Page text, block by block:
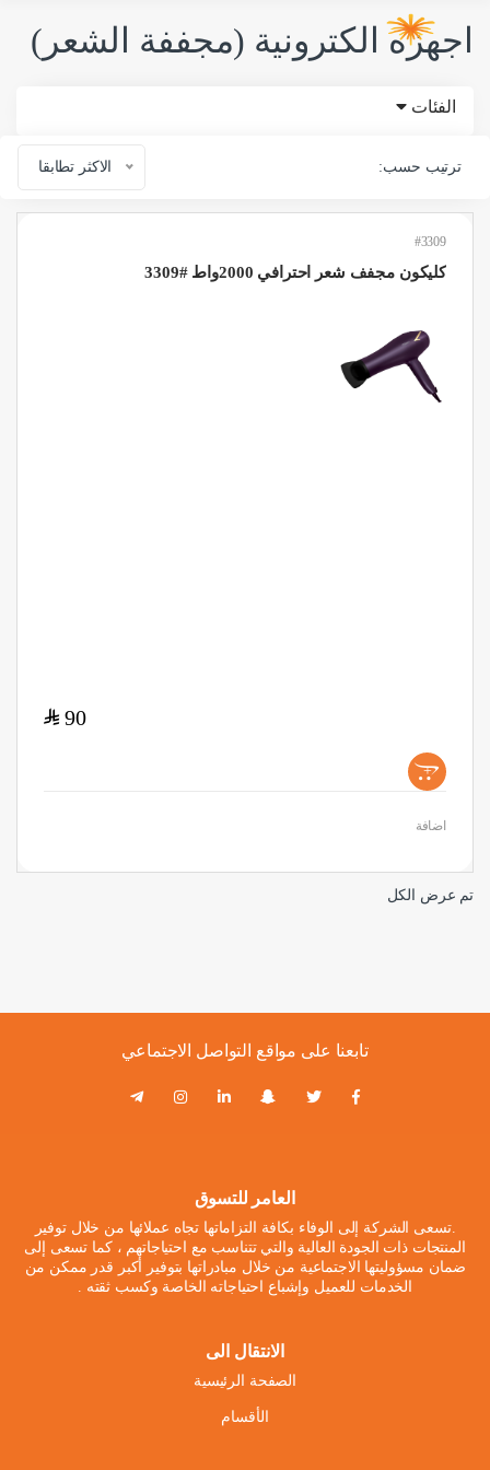
اجهزه الكترونية (مجففة الشعر)
الفئات
ترتيب حسب: الاكثر تطابقا
#3309
كليكون مجفف شعر احترافي 2000واط #3309
90
$
+
اضافة
تم عرض الكل
تابعنا على مواقع التواصل الاجتماعي
العامر للتسوق
.تسعى الشركة إلى الوفاء بكافة التزاماتها تجاه عملائها من خلال توفير
المنتجات ذات الجودة العالية والتي تتناسب مع احتياجاتهم ، كما تسعى إلى
ضمان مسؤوليتها الاجتماعية من خلال مبادراتها بتوفير أكبر قدر ممكن من
الخدمات للعميل وإشباع احتياجاته الخاصة وكسب ثقته .
الانتقال الى
الصفحة الرئيسية
الأقسام